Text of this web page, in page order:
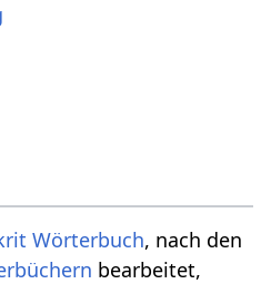
Wörterbuch, nach den
bearbeitet,